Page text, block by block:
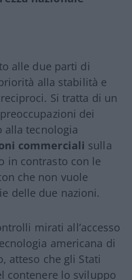
alle due parti di
alla stabilità e
Si tratta di un
dei
alla tecnologia
commerciali sulla
in contrasto con le
che non vuole
delle due nazioni.
mirati all’accesso
americana di
atteso che gli Stati
contenere lo sviluppo